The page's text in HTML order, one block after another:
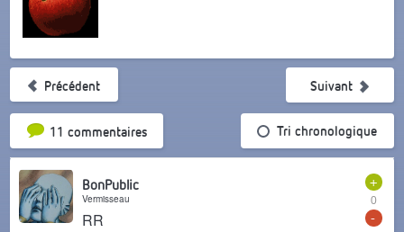
Précédent
11 commentairesTri par popularité Tri chronologique
Suivant
+
0
-
BonPublic
Vermisseau
RR